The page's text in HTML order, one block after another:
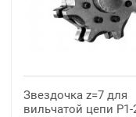
Звездочка z=7 для
вильчатой цепи P1-